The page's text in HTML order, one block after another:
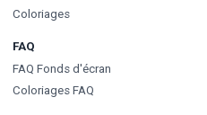
Coloriages
FAQ
FAQ Fonds d'écran
Coloriages FAQ